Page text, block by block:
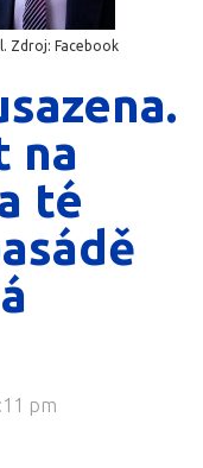
Zdroj: Facebook
na
té
pm